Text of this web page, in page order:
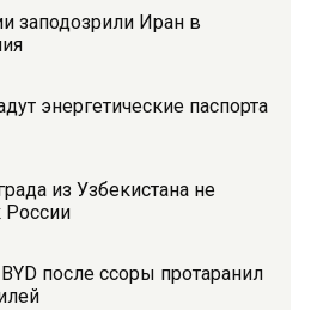
заподозрили Иран в
энергетические паспорта
из Узбекистана не
России
после ссоры протаранил